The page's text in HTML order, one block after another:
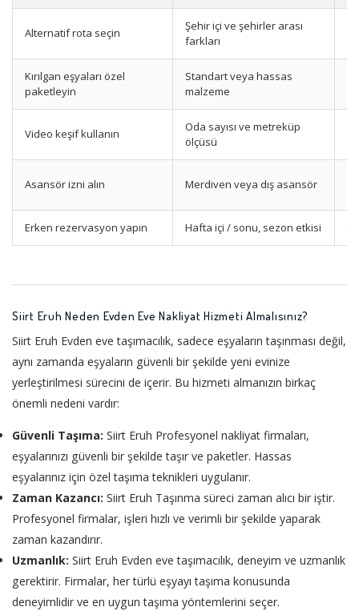
Alternatif rota seçin
Şehir içi ve şehirler arası
farkları
Kırılgan eşyaları özel
paketleyin
Standart veya hassas
malzeme
Video keşif kullanın
Oda sayısı ve metreküp
ölçüsü
Asansör izni alın Merdiven veya dış asansör
Erken rezervasyon yapın Hafta içi / sonu, sezon etkisi
Siirt Eruh Neden Evden Eve Nakliyat Hizmeti Almalısınız?
Siirt Eruh Evden eve taşımacılık, sadece eşyaların taşınması değil,
aynı zamanda eşyaların güvenli bir şekilde yeni evinize
yerleştirilmesi sürecini de içerir. Bu hizmeti almanızın birkaç
önemli nedeni vardır:
Güvenli Taşıma: Siirt Eruh Profesyonel nakliyat firmaları,
eşyalarınızı güvenli bir şekilde taşır ve paketler. Hassas
eşyalarınız için özel taşıma teknikleri uygulanır.
Zaman Kazancı: Siirt Eruh Taşınma süreci zaman alıcı bir iştir.
Profesyonel firmalar, işleri hızlı ve verimli bir şekilde yaparak
zaman kazandırır.
Uzmanlık: Siirt Eruh Evden eve taşımacılık, deneyim ve uzmanlık
gerektirir. Firmalar, her türlü eşyayı taşıma konusunda
deneyimlidir ve en uygun taşıma yöntemlerini seçer.